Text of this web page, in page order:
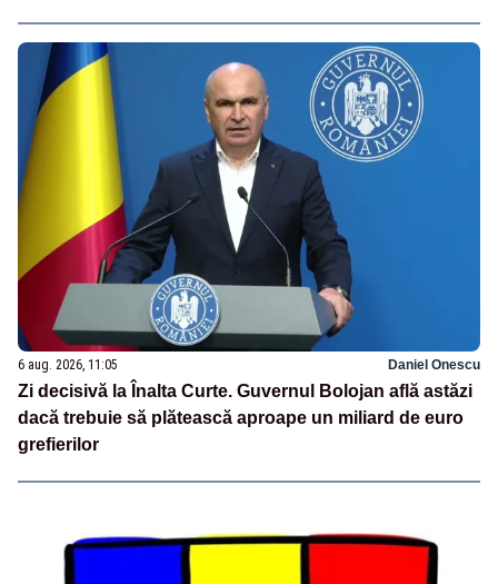
6 aug. 2026, 11:05 Daniel Onescu
Zi decisivă la Înalta Curte. Guvernul Bolojan află astăzi
dacă trebuie să plătească aproape un miliard de euro
grefierilor